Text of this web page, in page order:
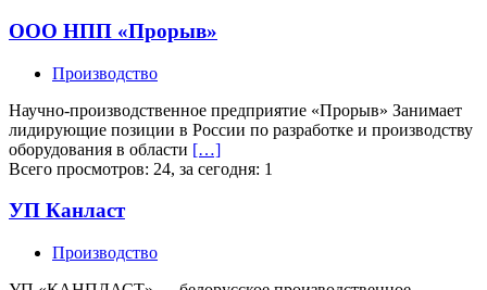
ООО НПП «Прорыв»
Производство
Научно-производственное предприятие «Прорыв» Занимает
лидирующие позиции в России по разработке и производству
оборудования в области […]
Всего просмотров: 24, за сегодня: 1
УП Канласт
Производство